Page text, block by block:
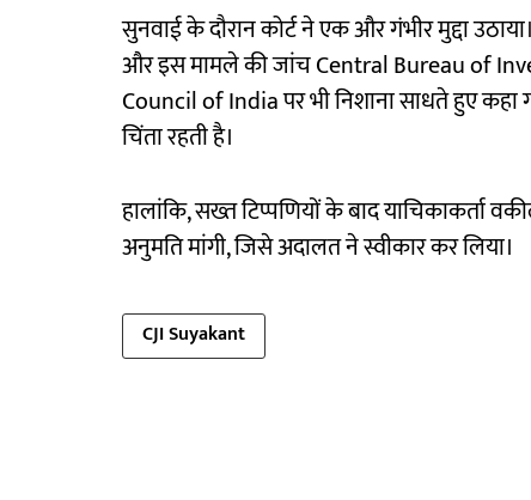
सुनवाई के दौरान कोर्ट ने एक और गंभीर मुद्दा
और इस मामले की जांच Central Bureau of
Council of India पर भी निशाना साधते हुए कहा
चिंता रहती है।
हालांकि, सख्त टिप्पणियों के बाद याचिकाकर्ता
अनुमति मांगी, जिसे अदालत ने स्वीकार कर लिया।
CJI Suyakant